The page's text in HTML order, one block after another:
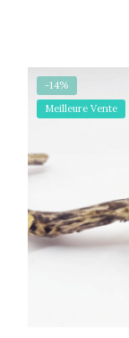
-14%
Meilleure Vente